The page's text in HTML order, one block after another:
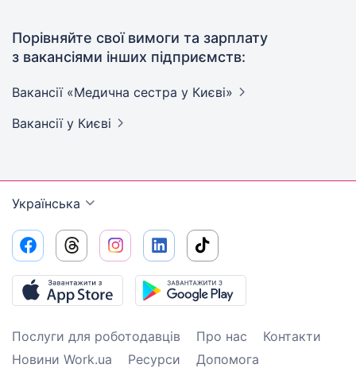
Порівняйте свої вимоги та зарплату
з вакансіями інших підприємств:
Вакансії «Медична сестра у Києві»
Вакансії у Києві
Українська
Послуги для роботодавців Про нас
Контакти
Новини Work.ua
Ресурси
Допомога